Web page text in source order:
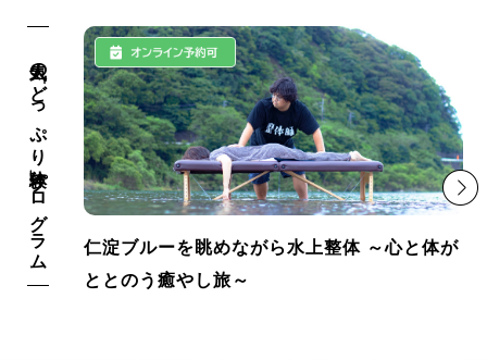
人気の「どっぷり体験」プログラム
仁淀ブルーを眺めながら水上整体 ～心と体が
ととのう癒やし旅～